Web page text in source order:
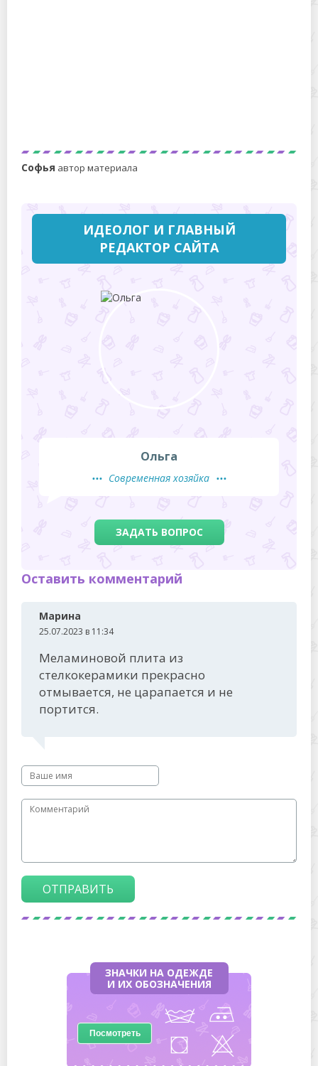
Софья автор материала
ИДЕОЛОГ И ГЛАВНЫЙ
РЕДАКТОР САЙТА
Ольга
Современная хозяйка
ЗАДАТЬ ВОПРОС
Оставить комментарий
Марина
25.07.2023 в 11:34
Меламиновой плита из
стелкокерамики прекрасно
отмывается, не царапается и не
портится.
ОТПРАВИТЬ
ЗНАЧКИ НА ОДЕЖДЕ
И ИХ ОБОЗНАЧЕНИЯ
Посмотреть